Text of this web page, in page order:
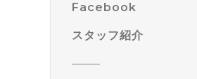
Facebook
スタッフ紹介